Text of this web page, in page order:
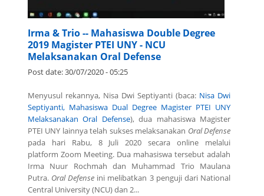
Irma & Trio -- Mahasiswa Double Degree
2019 Magister PTEI UNY - NCU
Melaksanakan Oral Defense
Post date:30/07/2020 - 05:25
Menyusul rekannya, Nisa Dwi Septiyanti (baca: Nisa Dwi
Septiyanti, Mahasiswa Dual Degree Magister PTEI UNY
Melaksanakan Oral Defense), dua mahasiswa Magister
PTEI UNY lainnya telah sukses melaksanakan Oral Defense
pada hari Rabu, 8 Juli 2020 secara online melalui
platform Zoom Meeting. Dua mahasiswa tersebut adalah
Irma Nuur Rochmah dan Muhammad Trio Maulana
Putra. Oral Defense ini melibatkan 3 penguji dari National
Central University (NCU) dan 2...